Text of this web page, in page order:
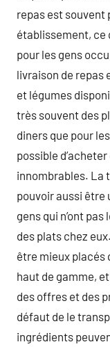
repas est souvent
établissement,
pour les gens
livraison de repas
et légumes
très souvent des
diners que pour
possible
innombrables. La
pouvoir aussi être
gens qui n’ont
des plats chez
être mieux placés
haut de gamme,
des offres et des
défaut de le
ingrédients